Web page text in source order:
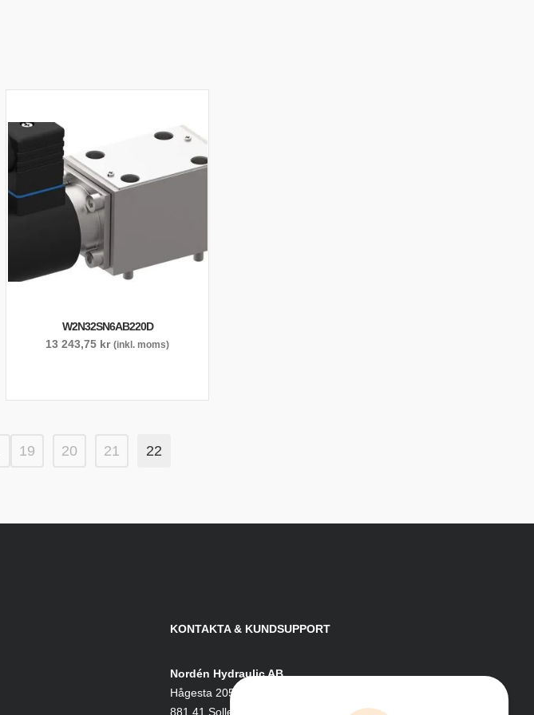
W2N32SN6AB220D
13 243,75 kr (inkl. moms)
19 20 21 22
KONTAKTA & KUNDSUPPORT
Nordén Hydraulic AB
Hågesta 205
881 41 Sollefteå